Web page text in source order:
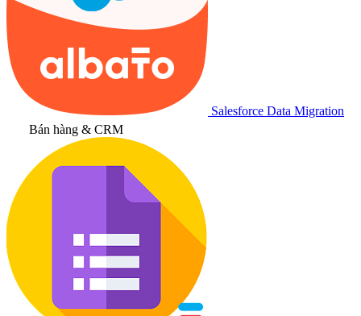
Salesforce Data Migration
Bán hàng & CRM